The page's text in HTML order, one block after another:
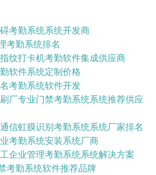
考勤系统系统开发商
考勤系统排名
纹打卡机考勤软件集成供应商
软件系统定制价格
考勤系统软件开发
厂专业门禁考勤系统系统推荐供应
信虹膜识别考勤系统系统厂家排名
考勤系统安装系统厂商
企业管理考勤系统系统解决方案
考勤系统软件推荐品牌